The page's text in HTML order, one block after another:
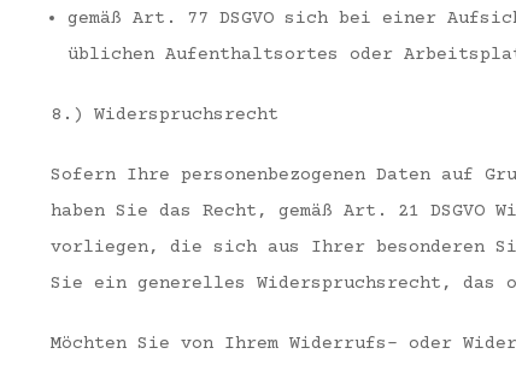
gemäß Art. 77 DSGVO sich bei einer
üblichen Aufenthaltsortes oder
8.) Widerspruchsrecht
Sofern Ihre personenbezogenen Daten auf
haben Sie das Recht, gemäß Art. 21 DSGVO
vorliegen, die sich aus Ihrer besonderen
Sie ein generelles Widerspruchsrecht, das
Möchten Sie von Ihrem Widerrufs- oder